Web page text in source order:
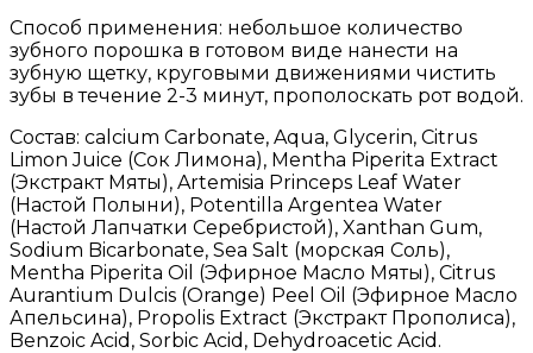
Способ применения: небольшое количество
зубного порошка в готовом виде нанести на
зубную щетку, круговыми движениями чистить
зубы в течение 2-3 минут, прополоскать рот водой.
Состав: calcium Carbonate, Aqua, Glycerin, Citrus
Limon Juice (Сок Лимона), Mentha Piperita Extract
(Экстракт Мяты), Artemisia Princeps Leaf Water
(Настой Полыни), Potentilla Argentea Water
(Настой Лапчатки Серебристой), Xanthan Gum,
Sodium Bicarbonate, Sea Salt (морская Соль),
Mentha Piperita Oil (Эфирное Масло Мяты), Citrus
Aurantium Dulcis (Orange) Peel Oil (Эфирное Масло
Апельсина), Propolis Extract (Экстракт Прополиса),
Benzoic Acid, Sorbic Acid, Dehydroacetic Acid.